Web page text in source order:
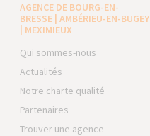
AGENCE DE BOURG-EN-
BRESSE | AMBÉRIEU-EN-BUGEY
| MEXIMIEUX
Qui sommes-nous
Actualités
Notre charte qualité
Partenaires
Trouver une agence